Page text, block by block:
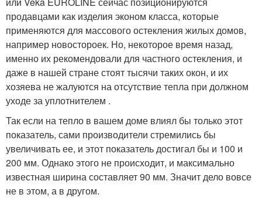
продавцами как изделия эконом класса, которые
применяются для массового остекления жилых домов,
например новостороек. Но, некоторое время назад,
именно их рекомендовали для частного остекления, и
даже в нашей стране стоят тысячи таких окон, и их
хозяева не жалуются на отсутствие тепла при должном
уходе за уплотнителем .
Так если на тепло в вашем доме влиял бы только этот
показатель, сами производители стремились бы
увеличивать ее, и этот показатель достигал бы и 100 и
200 мм. Однако этого не происходит, и максимально
известная ширина составляет 90 мм. Значит дело вовсе
не в этом, а в другом.